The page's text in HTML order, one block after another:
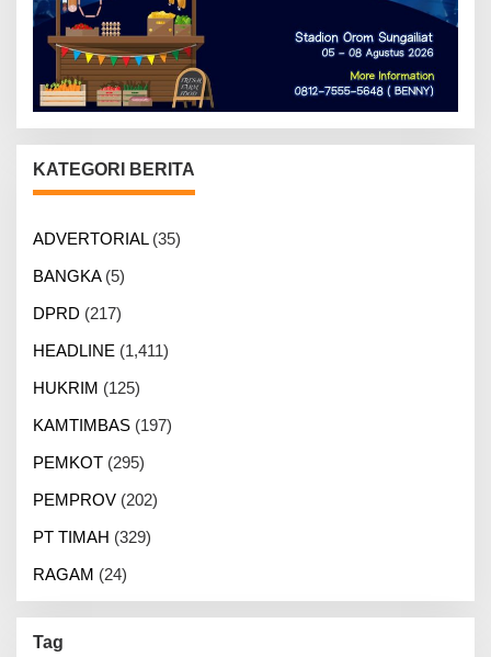
KATEGORI BERITA
ADVERTORIAL(35)
BANGKA(5)
DPRD (217)
HEADLINE (1,411)
HUKRIM (125)
KAMTIMBAS (197)
PEMKOT (295)
PEMPROV (202)
PT TIMAH (329)
RAGAM (24)
Tag